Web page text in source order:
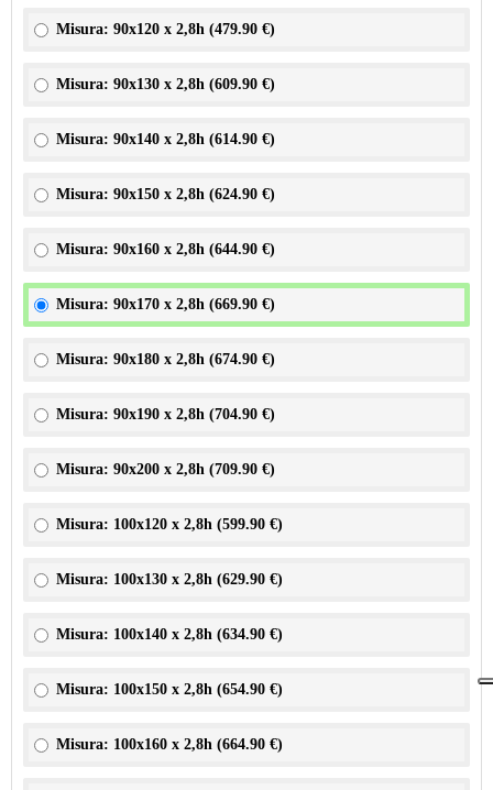
Misura: 90x120 x 2,8h (479.90 €)
Misura: 90x130 x 2,8h (609.90 €)
Misura: 90x140 x 2,8h (614.90 €)
Misura: 90x150 x 2,8h (624.90 €)
Misura: 90x160 x 2,8h (644.90 €)
Misura: 90x170 x 2,8h (669.90 €)
Misura: 90x180 x 2,8h (674.90 €)
Misura: 90x190 x 2,8h (704.90 €)
Misura: 90x200 x 2,8h (709.90 €)
Misura: 100x120 x 2,8h (599.90 €)
Misura: 100x130 x 2,8h (629.90 €)
Misura: 100x140 x 2,8h (634.90 €)
Misura: 100x150 x 2,8h (654.90 €)
Misura: 100x160 x 2,8h (664.90 €)